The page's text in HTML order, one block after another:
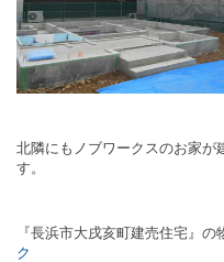
北隣にもノブワークスのお家が
す。
『長浜市大戌亥町建売住宅
ク